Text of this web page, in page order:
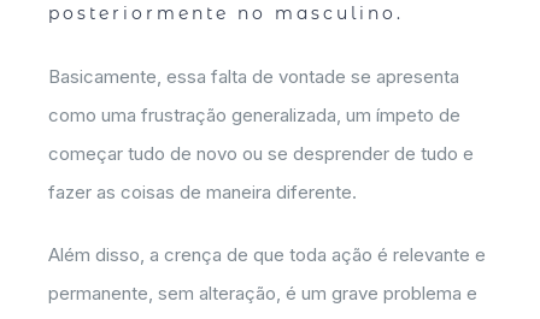
posteriormente no masculino.
Basicamente, essa falta de vontade se apresenta
como uma frustração generalizada, um ímpeto de
começar tudo de novo ou se desprender de tudo e
fazer as coisas de maneira diferente.
Além disso, a crença de que toda ação é relevante e
permanente, sem alteração, é um grave problema e